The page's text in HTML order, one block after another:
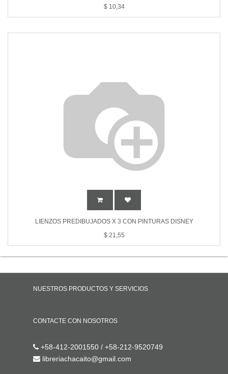
$ 10,34
LIENZOS PREDIBUJADOS X 3 CON PINTURAS DISNEY
$ 21,55
NUESTROS PRODUCTOS Y SERVICIOS
CONTACTE CON NOSOTROS
+58-412-2001550 / +58-212-9520749
libreriachacaito@gmail.com